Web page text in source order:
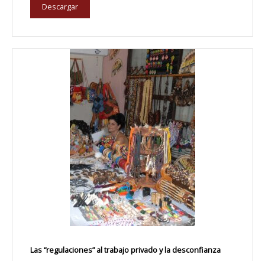
Descargar
Las “regulaciones” al trabajo privado y la desconfianza